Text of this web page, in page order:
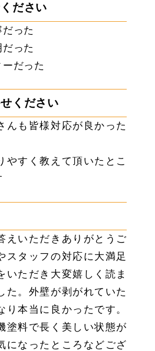
ださい
った
った
だった
ください
んも皆様対応が良かった
やすく教えて頂いたとこ
えいただきありがとうご
スタッフの対応に大満足
いただき大変嬉しく読ま
た。外壁が剥がれていた
り本当に良かったです。
塗料で長く美しい状態が
になったところなどござ